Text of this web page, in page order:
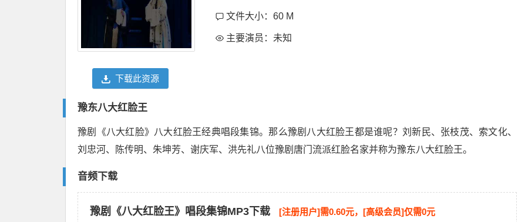
文件大小：60 M
主要演员：未知
下载此资源
豫东八大红脸王
豫剧《八大红脸》八大红脸王经典唱段集锦。那么豫剧八大红脸王都是谁呢？刘新民、张枝茂、索文化、
刘忠河、陈传明、朱坤芳、谢庆军、洪先礼八位豫剧唐门流派红脸名家并称为豫东八大红脸王。
音频下载
豫剧《八大红脸王》唱段集锦MP3下载 [注册用户]需0.60元，[高级会员]仅需0元